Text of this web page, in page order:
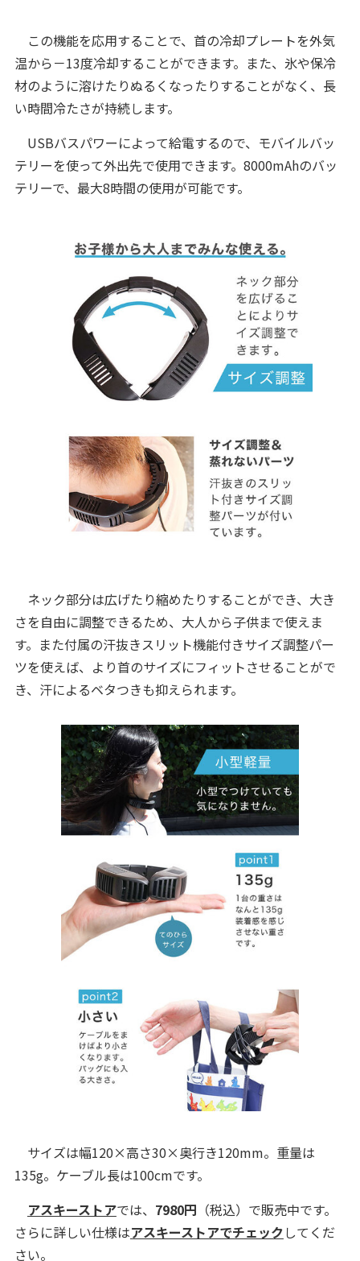
この機能を応用することで、首の冷却プレートを外気
温から－13度冷却することができます。また、氷や保冷
材のように溶けたりぬるくなったりすることがなく、長
い時間冷たさが持続します。
USBバスパワーによって給電するので、モバイルバッ
テリーを使って外出先で使用できます。8000mAhのバッ
テリーで、最大8時間の使用が可能です。
ネック部分は広げたり縮めたりすることができ、大き
さを自由に調整できるため、大人から子供まで使えま
す。また付属の汗抜きスリット機能付きサイズ調整パー
ツを使えば、より首のサイズにフィットさせることがで
き、汗によるベタつきも抑えられます。
サイズは幅120×高さ30×奥行き120mm。重量は
135g。ケーブル長は100cmです。
アスキーストアでは、 7980円 （税込）で販売中です。
さらに詳しい仕様はアスキーストアでチェックしてくだ
さい。